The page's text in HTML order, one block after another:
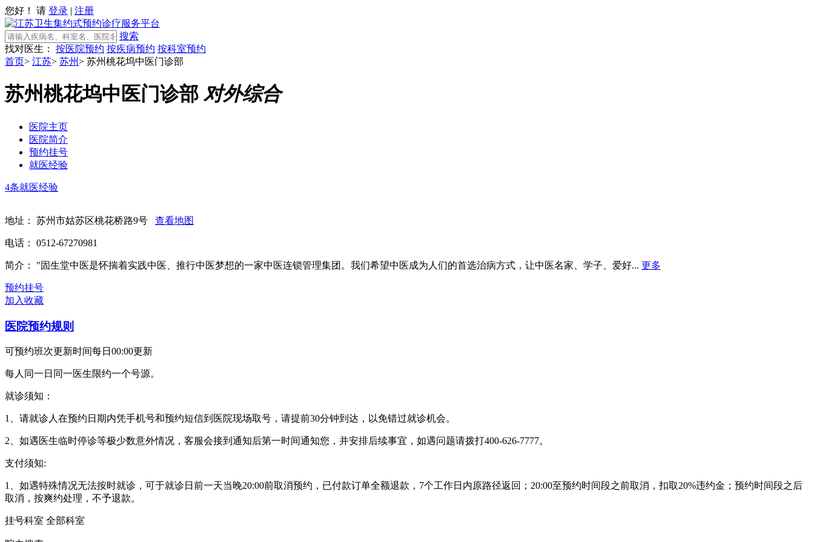
您好！ 请 登录 | 注册
搜索
找对医生：
按医院预约 按疾病预约 按科室预约
首页> 江苏> 苏州> 苏州桃花坞中医门诊部
苏州桃花坞中医门诊部对外综合
医院主页
医院简介
预约挂号
就医经验
4条就医经验
地址： 苏州市姑苏区桃花桥路9号 查看地图
电话： 0512-67270981
简介： "固生堂中医是怀揣着实践中医、推行中医梦想的一家中医连锁管理集团。我们希望中医成为人们的首选治病方式，让中医名家、学子、爱好... 更多
预约挂号
加入收藏
医院预约规则
可预约班次更新时间每日00:00更新
每人同一日同一医生限约一个号源。
就诊须知：
1、请就诊人在预约日期内凭手机号和预约短信到医院现场取号，请提前30分钟到达，以免错过就诊机会。
2、如遇医生临时停诊等极少数意外情况，客服会接到通知后第一时间通知您，并安排后续事宜，如遇问题请拨打400-626-7777。
支付须知:
1、如遇特殊情况无法按时就诊，可于就诊日前一天当晚20:00前取消预约，已付款订单全额退款，7个工作日内原路径返回；20:00至预约时间段之前取消，扣取20%违约金；预约时间段之后
取消，按爽约处理，不予退款。
挂号科室 全部科室